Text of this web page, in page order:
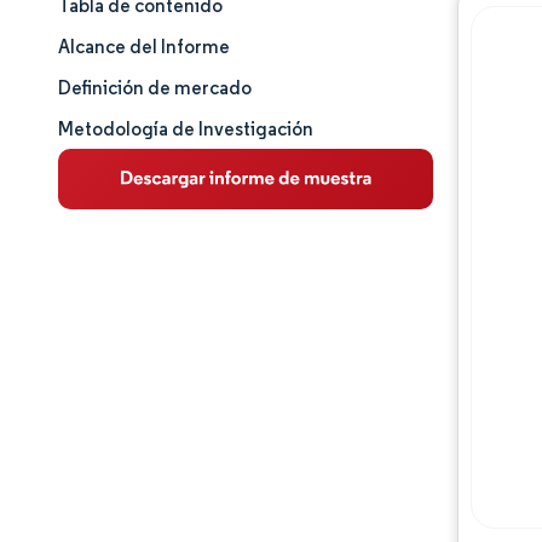
Tamaño y cuota de mercado
Análisis de mercado
Tendencias e ideas
Análisis de segmentos
Tabla de contenido
Alcance del Informe
Definición de mercado
Metodología de Investigación